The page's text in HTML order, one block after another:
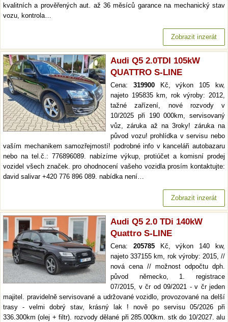
kvalitních a prověřených aut. až 36 měsíců garance na mechanický stav
vozu, kontrola…
Zobrazit inzerát
Audi Q5 2.0TDI 105kW
QUATTRO S-LINE
Cena: 319900Kč, výkon 105 kw,
najeto 195835 km, rok výroby: 2012,
tažné zařízení, nové rozvody v
10/2025 při 190 000km, servisovaný
vůz, záruka až na 3roky! záruka na
původ vozu! prohlídka v servisu nebo
vaším mechanikem samozřejmostí! podrobné info v kanceláři autobazaru
nebo na tel.č.: 776896089. nabízíme výkup, protiúčet a komisní prodej
vozidel všech značek. pro ohodnocení vašeho vozidla prosím kontaktujte:
david salivar +420 776 896 089. nabídka není…
Zobrazit inzerát
Audi Q5 2.0 TDi 140kW
Quattro S-LINE
Cena: 205785Kč, výkon 140 kw,
najeto 337155 km, rok výroby: 2015, //
nová cena // možnost odpočtu dph.
původ německo, 1. registrace
07/2015, v čr od 09/2021 - v čr jeden
majitel. pravidelně servisované a udržované vozidlo, provozované na delší
trasy - velmi dobrý stav, krásný lak ! nově po servisu 05/2026 při
336.300km (olej + filtr). rozvody dělané při 285.000km. stk do 10/2027. alu